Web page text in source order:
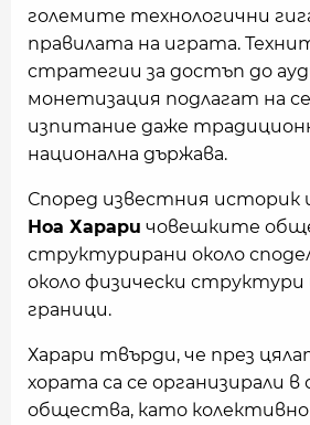
големите технологични
правилата на играта.
стратегии за достъп до
монетизация подлагат на
изпитание даже
национална държава.
Според известния историк
Ноа Харари човешките
структурирани около
около физически структури
граници.
Харари твърди, че през
хората са се организирали в
общества, като колективно